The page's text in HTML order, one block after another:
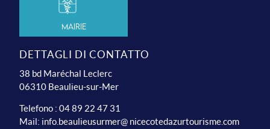
Mairie
DETTAGLI DI CONTATTO
38 bd Maréchal Leclerc
06310 Beaulieu-sur-Mer
Telefono : 04 89 22 47 31
Mail: info.beaulieusurmer@ nicecotedazurtourisme.com